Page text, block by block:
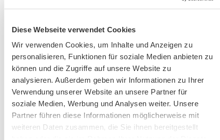
Diese Webseite verwendet Cookies
Wir verwenden Cookies, um Inhalte und Anzeigen zu
personalisieren, Funktionen für soziale Medien anbieten zu
können und die Zugriffe auf unsere Website zu
analysieren. Außerdem geben wir Informationen zu Ihrer
Verwendung unserer Website an unsere Partner für
soziale Medien, Werbung und Analysen weiter. Unsere
Partner führen diese Informationen möglicherweise mit
weiteren Daten zusammen, die Sie ihnen bereitgestellt
AKTUELLE ÄNDERUNGEN BEIM BILDUNGSWERK:
Aktuelle Änderungen bei unseren Exkursionen